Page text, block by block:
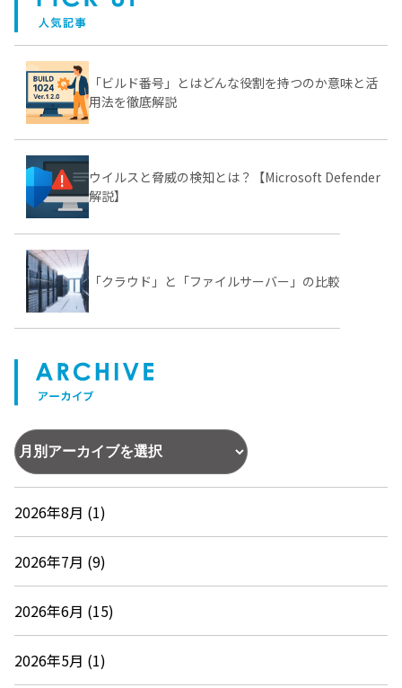
「ビルド番号」とはどんな役割を持つのか意味と活
用法を徹底解説
ウイルスと脅威の検知とは？【Microsoft Defender
解説】
「クラウド」と「ファイルサーバー」の比較
2026年8月 (1)
2026年7月 (9)
2026年6月 (15)
2026年5月 (1)